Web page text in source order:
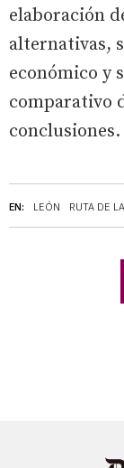
EN: LEÓN RUTA DE
elaboración
alternativas,
económico y
comparativo
conclusiones.